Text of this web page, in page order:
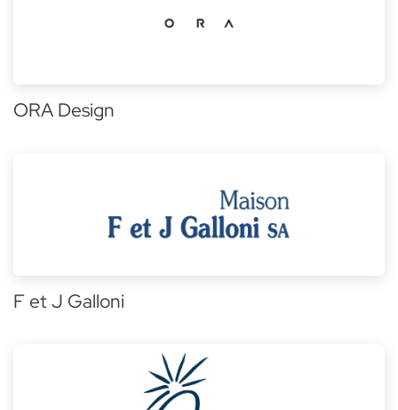
ORA Design
F et J Galloni